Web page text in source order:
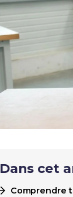
Dans cet
Comprendre